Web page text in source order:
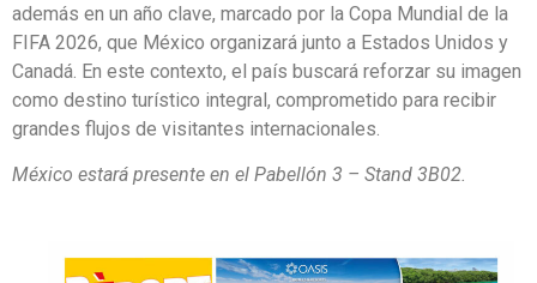
además en un año clave, marcado por la Copa Mundial de la
FIFA 2026, que México organizará junto a Estados Unidos y
Canadá. En este contexto, el país buscará reforzar su imagen
como destino turístico integral, comprometido para recibir
grandes flujos de visitantes internacionales.
México estará presente en el Pabellón 3 – Stand 3B02.